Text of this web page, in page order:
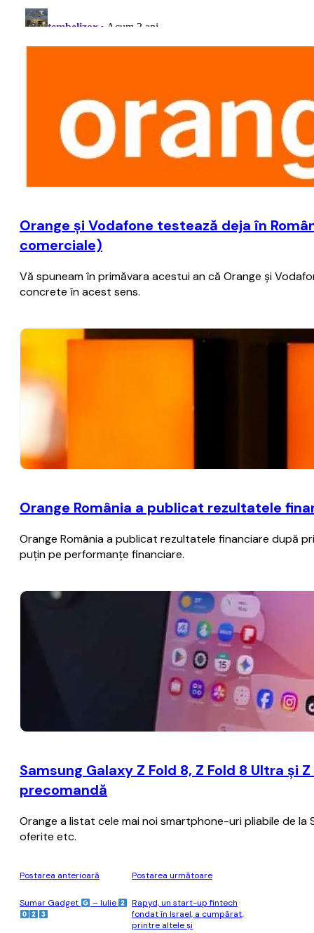
Orange şi Vodafone testează deja în
comerciale)
Vă spuneam în primăvara acestui an că Orange şi
concrete în acest sens.
Orange România a publicat rezultatele
Orange România a publicat rezultatele financiare după
puţin pe performanţe financiare.
Samsung Galaxy Z Fold 8, Z Fold 8 Ultra
precomandă
Orange a listat cele mai noi smartphone-uri pliabile de
oferite etc.
Postarea anterioară
Sumar Gadget – Iulie
Postarea următoare
Rapyd, un start-up fintech
fondat în Israel, a cumpărat,
printre altele şi